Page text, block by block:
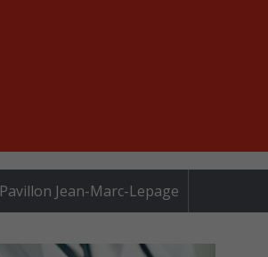
Pavillon Jean-Marc-Lepage